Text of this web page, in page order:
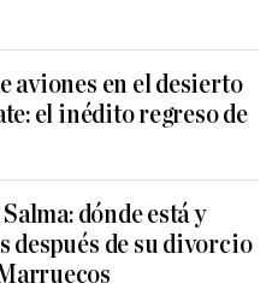
aviones en el desierto
el inédito regreso de
dónde está y
después de su divorcio